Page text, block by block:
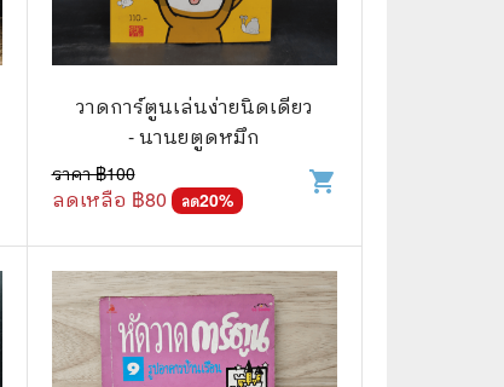
วาดการ์ตูนเล่นง่ายนิดเดียว
- นานยตูดหมึก
ราคา ฿100
ลดเหลือ ฿80 ลด20%
shopping_cart
🌠 Astrology
⛪ Religion
🧏‍♀️ Languages
🪐 Science & Math
🏋️‍♂️ Health and Well-Being
😊 Self-Enrichment
👔 Business and Economics